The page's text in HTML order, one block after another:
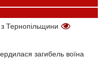
з Тернопільщини
загибель воїна